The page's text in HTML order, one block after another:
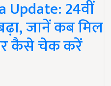
Update: 24वीं
जानें कब मिल
कैसे चेक करें